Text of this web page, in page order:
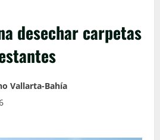
desechar carpetas
Vallarta-Bahía